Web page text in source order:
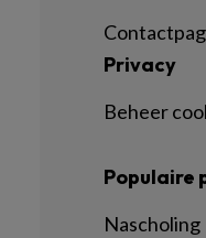
Privacy
Beheer
Populaire
Nascholing